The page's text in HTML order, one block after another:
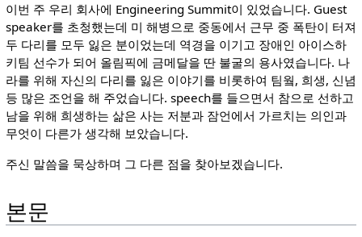
이번 주 우리 회사에 Engineering Summit이 있었습니다. Guest
speaker를 초청했는데 미 해병으로 중동에서 근무 중 폭탄이 터져
두 다리를 모두 잃은 분이었는데 역경을 이기고 장애인 아이스하
키팀 선수가 되어 올림픽에 금메달을 딴 불굴의 용사였습니다. 나
라를 위해 자신의 다리를 잃은 이야기를 비롯하여 팀웤, 희생, 신념
등 많은 조언을 해 주었습니다. speech를 들으면서 참으로 선하고
남을 위해 희생하는 삶은 사는 저분과 잠언에서 가르치는 의인과
무엇이 다른가 생각해 보았습니다.
주신 말씀을 묵상하며 그 다른 점을 찾아보겠습니다.
본문